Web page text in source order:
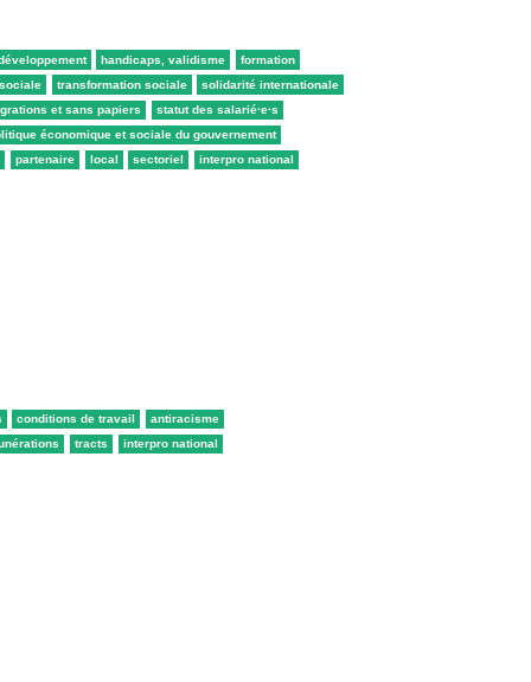
handicaps, validisme
formation
transformation sociale
solidarité internationale
et sans papiers
statut des salarié·e·s
économique et sociale du gouvernement
partenaire local sectoriel
interpro national
conditions de travail
antiracisme
tracts interpro national